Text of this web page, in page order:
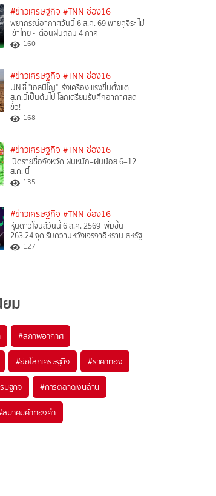
#ข่าวเศรษฐกิจ #TNN ช่อง16
พยากรณ์อากาศวันนี้ 6 ส.ค. 69 พายุคูจิระ ไม่
เข้าไทย - เตือนฝนถล่ม 4 ภาค
160
#ข่าวเศรษฐกิจ #TNN ช่อง16
UN ชี้ "เอลนีโญ" เร่งเครื่อง แรงขึ้นตั้งแต่
ส.ค.นี้เป็นต้นไป โลกเตรียมรับศึกอากาศสุด
ขั้ว!
168
#ข่าวเศรษฐกิจ #TNN ช่อง16
เปิดรายชื่อจังหวัด ฝนหนัก–ฝนน้อย 6–12
ส.ค. นี้
135
#ข่าวเศรษฐกิจ #TNN ช่อง16
หุ้นดาวโจนส์วันนี้ 6 ส.ค. 2569 เพิ่มขึ้น
263.24 จุด รับความหวังเจรจาอิหร่าน-สหรัฐ
127
ม
#สภาพอากาศ
#ย่อโลกเศรษฐกิจ #ราคาทอง
ษฐกิจ #การตลาดเงินล้าน
สมาคมค้าทองคำ